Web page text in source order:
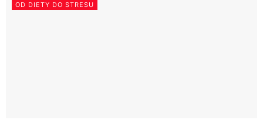
OD DIETY DO STRESU